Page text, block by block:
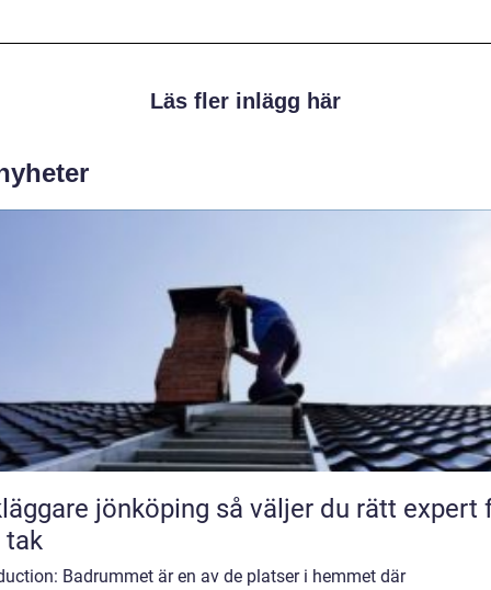
Läs fler inlägg här
jönköping så väljer du rätt expert för
Badrummet är en av de platser i hemmet där